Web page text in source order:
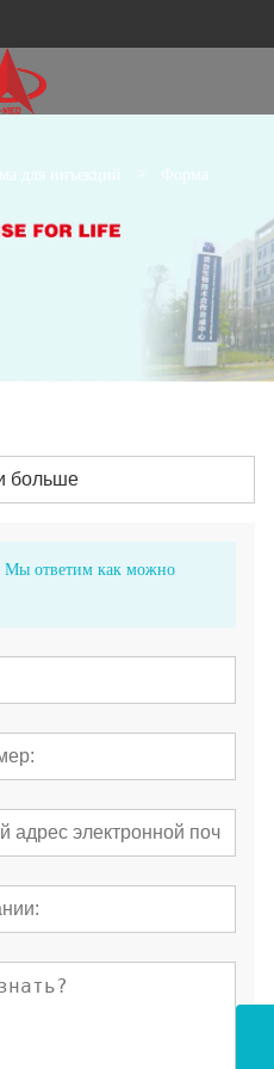
для инъекций Форма
больше
Мы ответим как можно